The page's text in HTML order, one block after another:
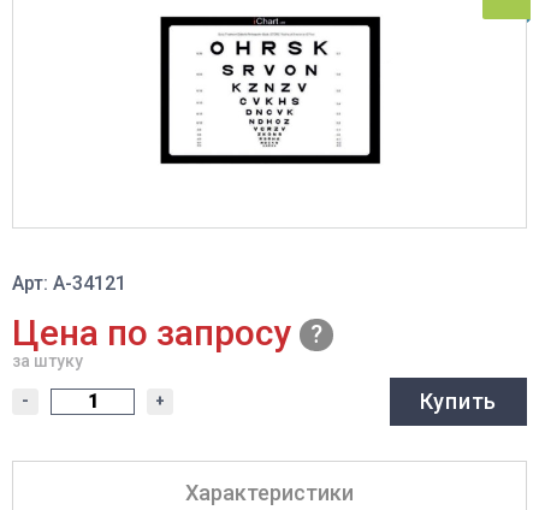
Арт: A-34121
Цена по запросу
за штуку
- + Купить
Характеристики